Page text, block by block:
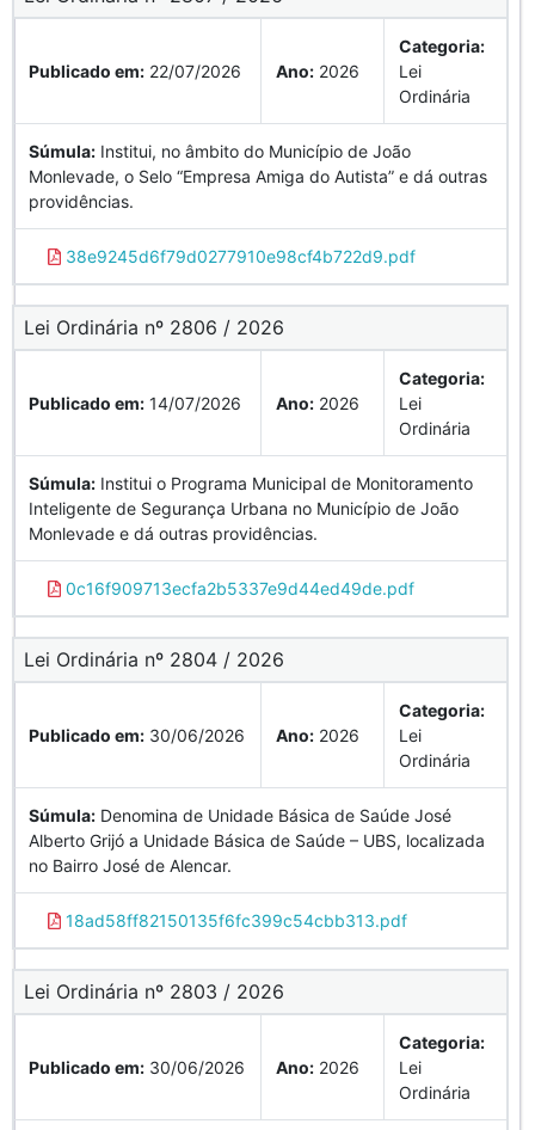
Publicado em: 22/07/2026 Ano: 2026
Categoria:
Lei
Ordinária
Súmula: Institui, no âmbito do Município de João
Monlevade, o Selo “Empresa Amiga do Autista” e dá outras
providências.
38e9245d6f79d0277910e98cf4b722d9.pdf
Lei Ordinária nº 2806 / 2026
Publicado em: 14/07/2026 Ano: 2026
Categoria:
Lei
Ordinária
Súmula: Institui o Programa Municipal de Monitoramento
Inteligente de Segurança Urbana no Município de João
Monlevade e dá outras providências.
0c16f909713ecfa2b5337e9d44ed49de.pdf
Lei Ordinária nº 2804 / 2026
Publicado em: 30/06/2026 Ano: 2026
Categoria:
Lei
Ordinária
Súmula: Denomina de Unidade Básica de Saúde José
Alberto Grijó a Unidade Básica de Saúde – UBS, localizada
no Bairro José de Alencar.
18ad58ff82150135f6fc399c54cbb313.pdf
Lei Ordinária nº 2803 / 2026
Publicado em: 30/06/2026 Ano: 2026
Categoria:
Lei
Ordinária